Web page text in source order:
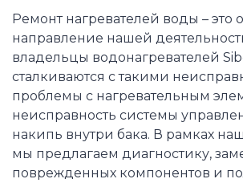
Ремонт нагревателей воды – это
направление нашей
владельцы водонагревателей
сталкиваются с такими
проблемы с нагревательным
неисправность системы
накипь внутри бака. В рамках
мы предлагаем диагностику,
поврежденных компонентов и